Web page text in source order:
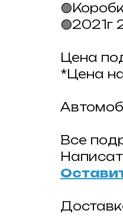
🟢2021г
Цена
*Цена
Все